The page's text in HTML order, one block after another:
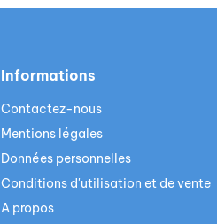
Informations
Contactez-nous
Mentions légales
Données personnelles
Conditions d'utilisation et de vente
A propos